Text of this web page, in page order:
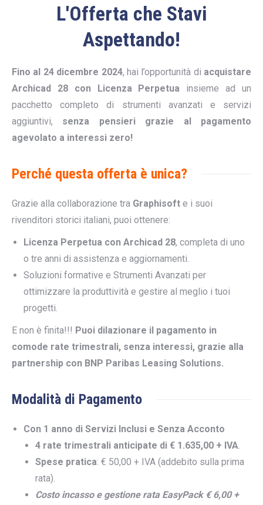
L'Offerta che Stavi
Aspettando!
Fino al 24 dicembre 2024, hai l’opportunità di acquistare
Archicad 28 con Licenza Perpetua insieme ad un
pacchetto completo di strumenti avanzati e servizi
aggiuntivi, senza pensieri grazie al pagamento
agevolato a interessi zero!
Perché questa offerta è unica?
Grazie alla collaborazione tra Graphisoft e i suoi
rivenditori storici italiani, puoi ottenere:
Licenza Perpetua con Archicad 28, completa di uno
o tre anni di assistenza e aggiornamenti.
Soluzioni formative e Strumenti Avanzati per
ottimizzare la produttività e gestire al meglio i tuoi
progetti.
E non è finita!!! Puoi dilazionare il pagamento in
comode rate trimestrali, senza interessi, grazie alla
partnership con BNP Paribas Leasing Solutions.
Modalità di Pagamento
Con 1 anno di Servizi Inclusi e Senza Acconto
4 rate trimestrali anticipate di € 1.635,00 + IVA.
Spese pratica: € 50,00 + IVA (addebito sulla prima
rata).
Costo incasso e gestione rata EasyPack € 6,00 +